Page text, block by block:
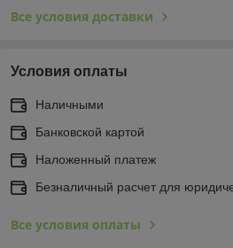
Все условия доставки
Условия оплаты
Наличными
Банковской картой
Наложенный платеж
Безналичный расчет для
Все условия оплаты